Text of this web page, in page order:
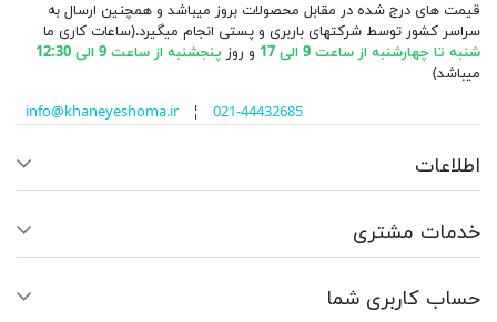
قیمت های درج شده در مقابل محصولات بروز میباشد و همچنین ارسال به
سراسر کشور توسط شرکتهای باربری و پستی انجام میگیرد.(ساعات کاری ما
شنبه تا چهارشنبه از ساعت 9 الی 17
و روز پنجشنبه از ساعت 9 الی 12:30
میباشد)
info@khaneyeshoma.ir¦ 021-44432685
اطلاعات
خدمات مشتری
حساب کاربری شما